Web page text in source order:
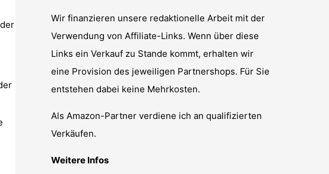
Wir finanzieren unsere redaktionelle Arbeit mit der
Verwendung von Affiliate-Links. Wenn über diese
Links ein Verkauf zu Stande kommt, erhalten wir
eine Provision des jeweiligen Partnershops. Für Sie
entstehen dabei keine Mehrkosten.
Als Amazon-Partner verdiene ich an qualifizierten
Verkäufen.
Weitere Infos